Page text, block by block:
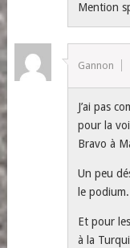
Mention
Gannon
J’ai pas
pour la
Bravo à
Un peu
le podium.
Et pour
à la